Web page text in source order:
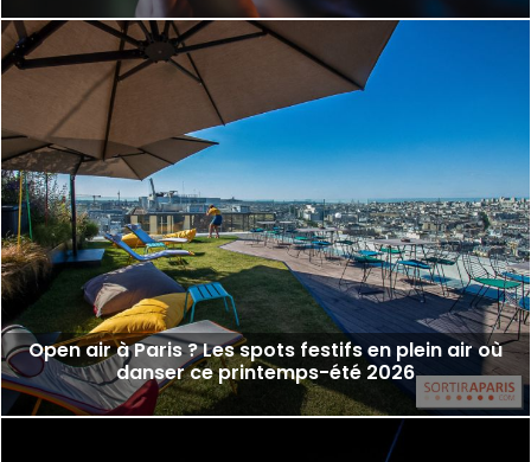
Open air à Paris ? Les spots festifs en plein air où
danser ce printemps-été 2026